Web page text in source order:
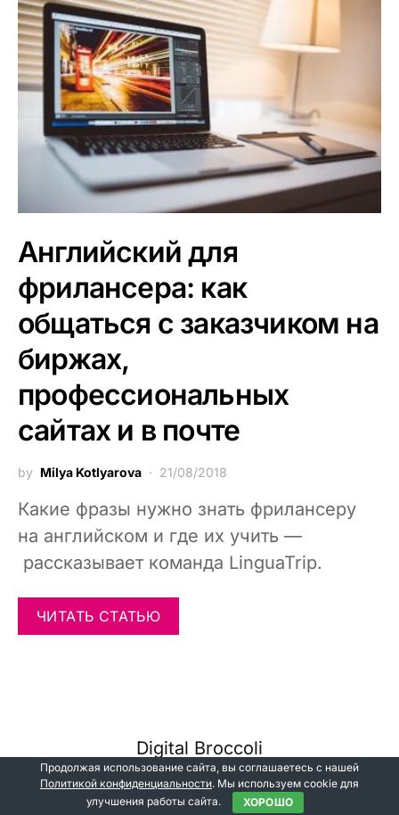
Английский для
фрилансера: как
общаться с заказчиком на
биржах,
профессиональных
сайтах и в почте
by Milya Kotlyarova 21/08/2018
Какие фразы нужно знать фрилансеру
на английском и где их учить —
рассказывает команда LinguaTrip.
ЧИТАТЬ СТАТЬЮ
Digital Broccoli
Code Supply Co.
Все статьи Об авторе Разместить статью
Продолжая использование сайта, вы соглашаетесь с нашей
Политикой конфиденциальности. Мы используем cookie для
улучшения работы сайта.
ХОРОШО